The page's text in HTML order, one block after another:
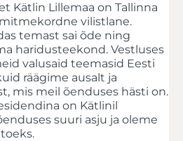
Kätlin Lillemaa on Tallinna
vilistlane.
temast sai õde ning
haridusteekond. Vestluses
valusaid teemasid Eesti
räägime ausalt ja
mis meil õenduses hästi on.
on Kätlinil
suuri asju ja oleme